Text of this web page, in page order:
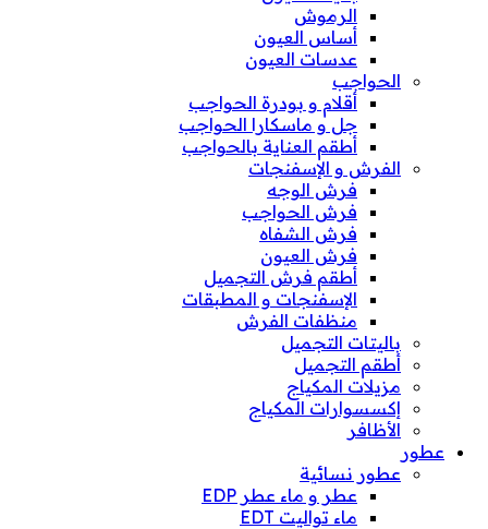
الرموش
أساس العيون
عدسات العيون
الحواجب
أقلام و بودرة الحواجب
جل و ماسكارا الحواجب
أطقم العناية بالحواجب
الفرش و الإسفنجات
فرش الوجه
فرش الحواجب
فرش الشفاه
فرش العيون
أطقم فرش التجميل
الإسفنجات و المطبقات
منظفات الفرش
باليتات التجميل
أطقم التجميل
مزيلات المكياج
إكسسوارات المكياج
الأظافر
عطور
عطور نسائية
عطر و ماء عطر EDP
ماء تواليت EDT